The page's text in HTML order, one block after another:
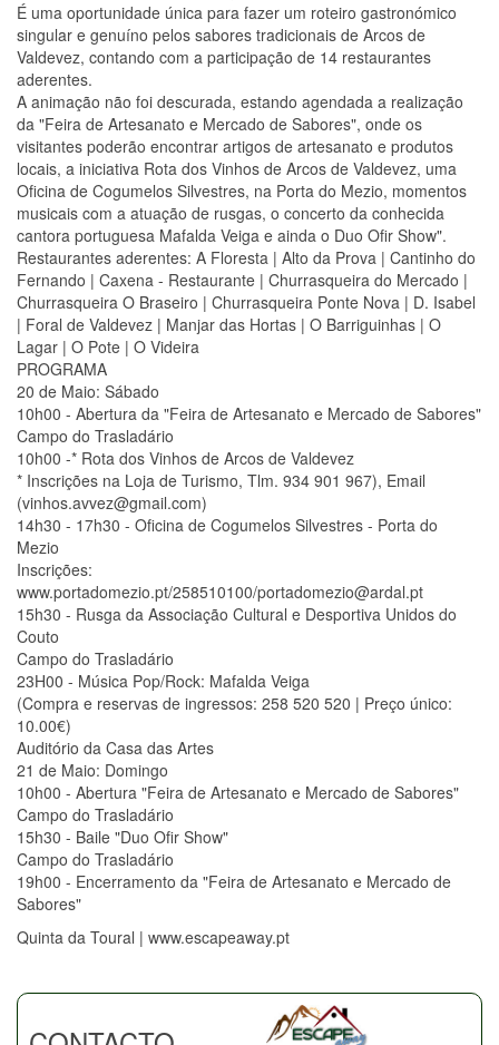
É uma oportunidade única para fazer um roteiro gastronómico
singular e genuíno pelos sabores tradicionais de Arcos de
Valdevez, contando com a participação de 14 restaurantes
aderentes.
A animação não foi descurada, estando agendada a realização
da "Feira de Artesanato e Mercado de Sabores", onde os
visitantes poderão encontrar artigos de artesanato e produtos
locais, a iniciativa Rota dos Vinhos de Arcos de Valdevez, uma
Oficina de Cogumelos Silvestres, na Porta do Mezio, momentos
musicais com a atuação de rusgas, o concerto da conhecida
cantora portuguesa Mafalda Veiga e ainda o Duo Ofir Show".
Restaurantes aderentes: A Floresta | Alto da Prova | Cantinho do
Fernando | Caxena - Restaurante | Churrasqueira do Mercado |
Churrasqueira O Braseiro | Churrasqueira Ponte Nova | D. Isabel
| Foral de Valdevez | Manjar das Hortas | O Barriguinhas | O
Lagar | O Pote | O Videira
PROGRAMA
20 de Maio: Sábado
10h00 - Abertura da "Feira de Artesanato e Mercado de Sabores"
Campo do Trasladário
10h00 -* Rota dos Vinhos de Arcos de Valdevez
* Inscrições na Loja de Turismo, Tlm. 934 901 967), Email
(vinhos.avvez@gmail.com)
14h30 - 17h30 - Oficina de Cogumelos Silvestres - Porta do
Mezio
Inscrições:
www.portadomezio.pt/258510100/portadomezio@ardal.pt
15h30 - Rusga da Associação Cultural e Desportiva Unidos do
Couto
Campo do Trasladário
23H00 - Música Pop/Rock: Mafalda Veiga
(Compra e reservas de ingressos: 258 520 520 | Preço único:
10.00€)
Auditório da Casa das Artes
21 de Maio: Domingo
10h00 - Abertura "Feira de Artesanato e Mercado de Sabores"
Campo do Trasladário
15h30 - Baile "Duo Ofir Show"
Campo do Trasladário
19h00 - Encerramento da "Feira de Artesanato e Mercado de
Sabores"
Quinta da Toural | www.escapeaway.pt